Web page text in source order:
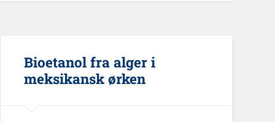
Bioetanol fra alger i
meksikansk ørken